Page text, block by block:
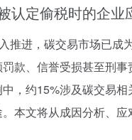
认定偷税时的企业
推进，碳交易市场已
款、信誉受损甚至刑
，约15%涉及碳交易
本文将从成因分析、